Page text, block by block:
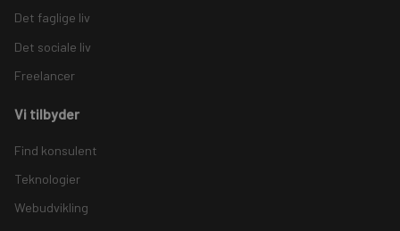
Det faglige liv
Det sociale liv
Freelancer
Vi tilbyder
Find konsulent
Teknologier
Webudvikling